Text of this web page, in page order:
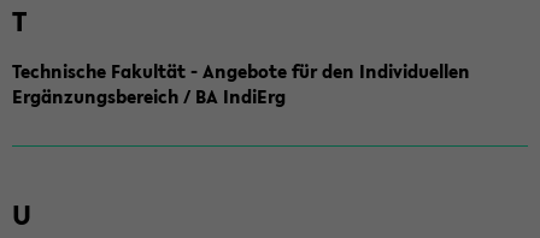
T
Technische Fakultät - Angebote für den Individuellen
Ergänzungsbereich / BA IndiErg
U